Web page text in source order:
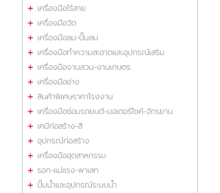
เครื่องมือไร้สาย
เครื่องมือวัด
เครื่องมือลม-ปั๊มลม
เครื่องมือทำความสะอาดและอุปกรณ์เสริม
เครื่องมืองานสวน-งานเกษตร
เครื่องมือช่าง
สินค้าพิเศษราคาโรงงาน
เครื่องมือซ่อมรถยนต์-มอเตอร์ไซค์-จักรยาน
เคมีก่อสร้าง-สี
อุปกรณ์ก่อสร้าง
เครื่องมืออุตสาหกรรม
รอก-แม่แรง-พาเลท
ปั๊มน้ำและอุปกรณ์ระบบน้ำ